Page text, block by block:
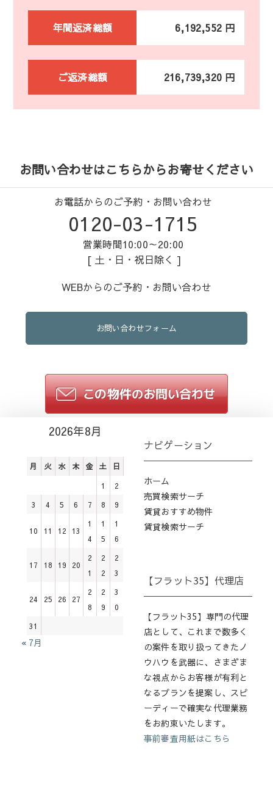
年間返済総額 6,192,552 円
ご返済総額 216,739,320 円
お問い合わせはこちらからお寄せください
お電話からのご予約・お問い合わせ
0120-03-1715
営業時間10:00～20:00
[ 土・日・祝日除く ]
WEBからのご予約・お問い合わせ
お問い合わせフォーム
2026年8月
月 火 水 木 金 土 日
1
2
3
4 5 6 7 8 9
10 11 12 13
1
4
1
5
1
6
17 18 19 20
2
1
2
2
2
3
24 25 26 27
2
8
2
9
3
0
31
« 7月
ナビゲーション
ホーム
売買検索サーチ
賃貸おすすめ物件
賃貸検索サーチ
【フラット35】代理店
【フラット35】専門の代理
店として、これまで数多く
の案件を取り扱ってきたノ
ウハウを武器に、さまざま
な視点からお客様が有利と
なるプランを提案し、スピ
ーディーで確実な代理業務
をお約束いたします。
事前審査用紙はこちら